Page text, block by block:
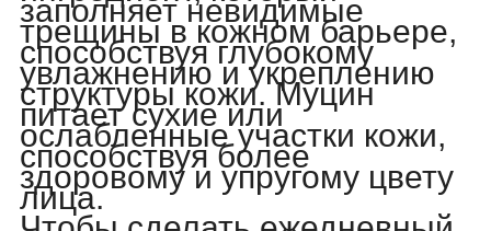
заполняет невидимые
трещины в кожном барьере,
способствуя глубокому
увлажнению и укреплению
структуры кожи. Муцин
питает сухие или
ослабленные участки кожи,
способствуя более
здоровому и упругому цвету
лица.